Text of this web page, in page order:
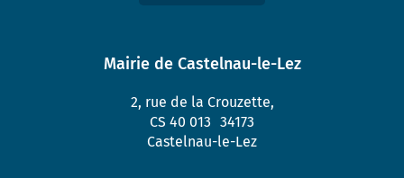
Mairie de Castelnau-le-Lez
2, rue de la Crouzette,
CS 40 013 34173
Castelnau-le-Lez